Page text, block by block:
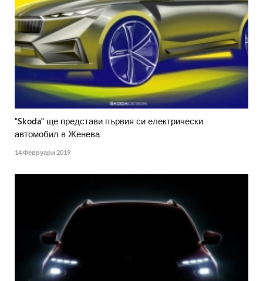
"Skoda" ще представи първия си електрически
автомобил в Женева
14 Февруари 2019